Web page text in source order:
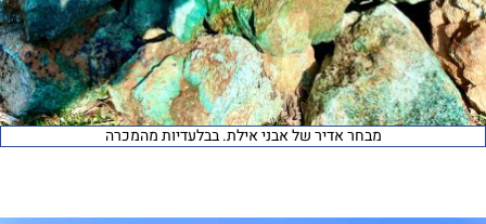
מבחר אדיר של אבני אילת. בבלעדיות מהמכרה